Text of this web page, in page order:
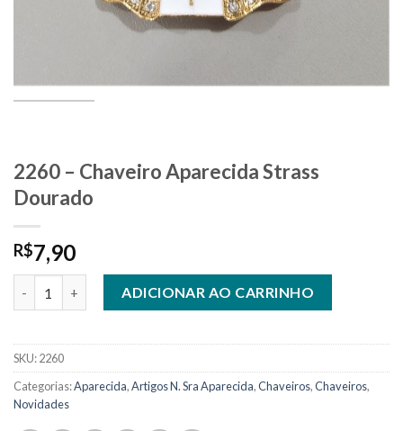
2260 – Chaveiro Aparecida Strass
Dourado
R$7,90
ADICIONAR AO CARRINHO
SKU:2260
Categorias:Aparecida,Artigos N. Sra Aparecida,Chaveiros,Chaveiros,
Novidades